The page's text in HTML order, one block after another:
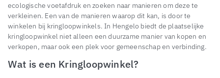
ecologische voetafdruk en zoeken naar manieren om deze te
verkleinen. Een van de manieren waarop dit kan, is door te
winkelen bij kringloopwinkels. In Hengelo biedt de plaatselijke
kringloopwinkel niet alleen een duurzame manier van kopen en
verkopen, maar ook een plek voor gemeenschap en verbinding.
Wat is een Kringloopwinkel?